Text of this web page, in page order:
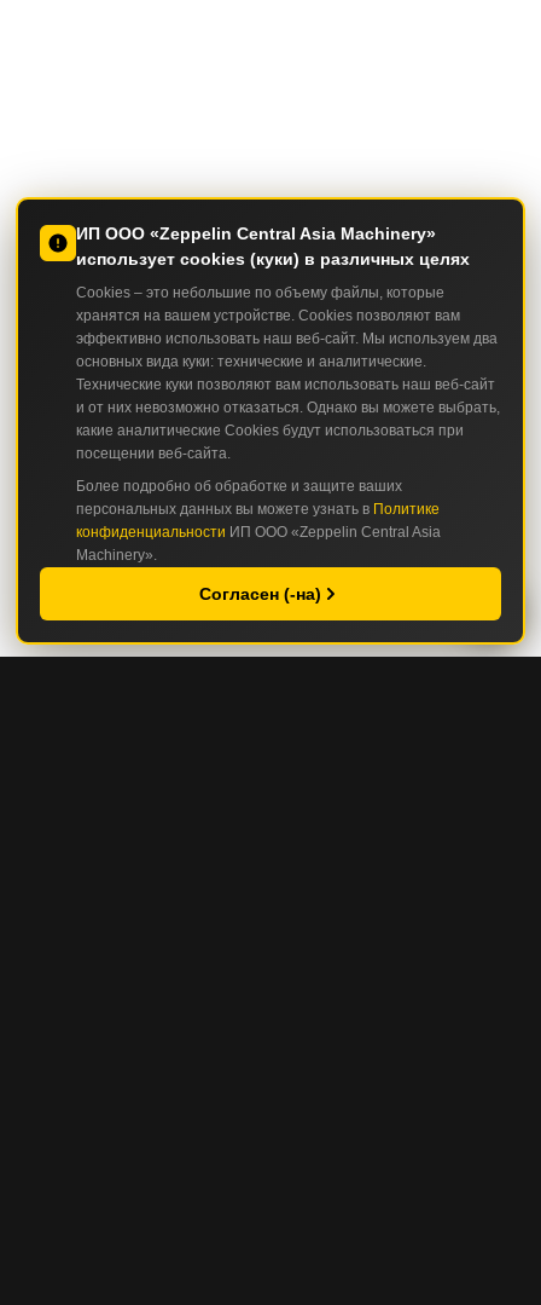
ИП ООО «Zeppelin Central Asia Machinery»
использует cookies (куки) в различных целях
Cookies – это небольшие по объему файлы, которые
хранятся на вашем устройстве. Cookies позволяют вам
эффективно использовать наш веб-сайт. Мы используем два
основных вида куки: технические и аналитические.
Технические куки позволяют вам использовать наш веб-сайт
и от них невозможно отказаться. Однако вы можете выбрать,
какие аналитические Cookies будут использоваться при
посещении веб-сайта.
Более подробно об обработке и защите ваших
персональных данных вы можете узнать в Политике
конфиденциальности ИП ООО «Zeppelin Central Asia
Machinery».
Согласен (-на)